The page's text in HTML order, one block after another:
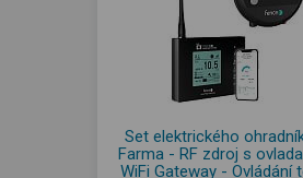
Set elektrického
Farma - RF zdroj s
WiFi Gateway - Ovládání